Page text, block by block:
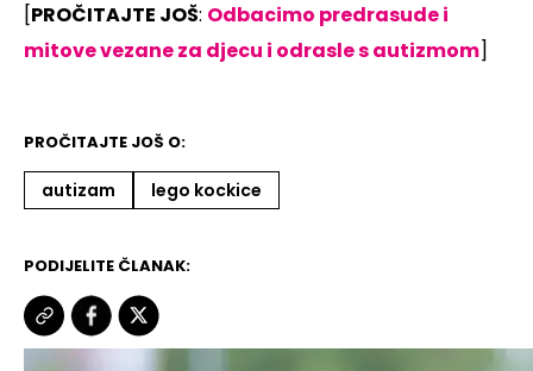
[PROČITAJTE JOŠ: Odbacimo predrasude i
mitove vezane za djecu i odrasle s autizmom]
PROČITAJTE JOŠ O:
autizam lego kockice
PODIJELITE ČLANAK: